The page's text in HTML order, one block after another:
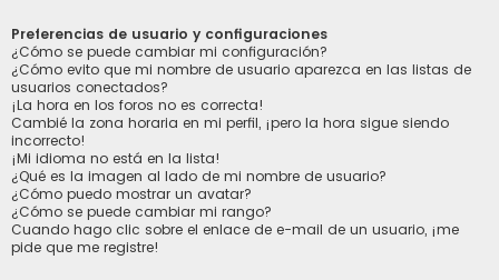
Preferencias de usuario y configuraciones
¿Cómo se puede cambiar mi configuración?
¿Cómo evito que mi nombre de usuario aparezca en las listas de
usuarios conectados?
¡La hora en los foros no es correcta!
Cambié la zona horaria en mi perfil, ¡pero la hora sigue siendo
incorrecto!
¡Mi idioma no está en la lista!
¿Qué es la imagen al lado de mi nombre de usuario?
¿Cómo puedo mostrar un avatar?
¿Cómo se puede cambiar mi rango?
Cuando hago clic sobre el enlace de e-mail de un usuario, ¡me
pide que me registre!